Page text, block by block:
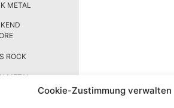
Cookie-Zustimmung verwalten
METAL
ROCK
METAL